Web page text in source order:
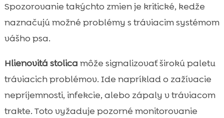
Spozorovanie takýchto zmien je kritické, kedže
naznačujú možné problémy s tráviacim systémom
vášho psa.
Hlienovitá stolica môže signalizovať širokú paletu
tráviacich problémov. Ide napríklad o zažívacie
nepríjemnosti, infekcie, alebo zápaly v tráviacom
trakte. Toto vyžaduje pozorné monitorovanie